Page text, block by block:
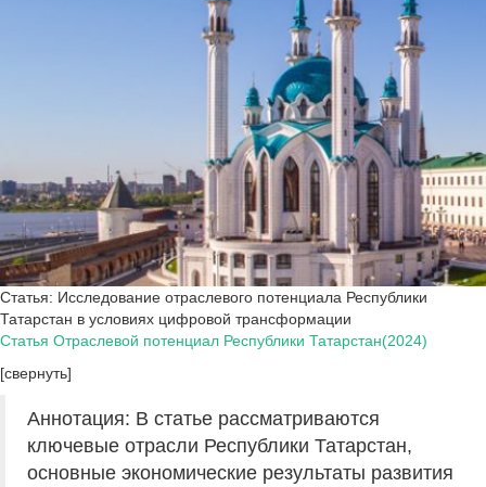
Статья: Исследование отраслевого потенциала Республики
Татарстан в условиях цифровой трансформации
Статья Отраслевой потенциал Республики Татарстан(2024)
[свернуть]
Аннотация: В статье рассматриваются
ключевые отрасли Республики Татарстан,
основные экономические результаты развития